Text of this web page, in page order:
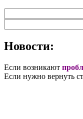
Новости:
Если возникают
Если нужно вернуть